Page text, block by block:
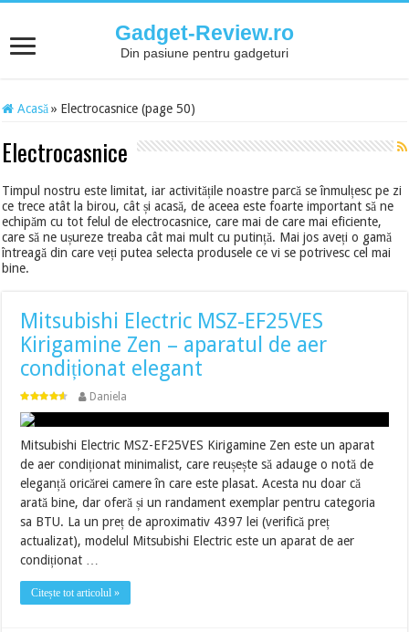
Gadget-Review.ro
Din pasiune pentru gadgeturi
Acasă » Electrocasnice (page 50)
Electrocasnice
Timpul nostru este limitat, iar activitățile noastre parcă se înmulțesc pe zi
ce trece atât la birou, cât și acasă, de aceea este foarte important să ne
echipăm cu tot felul de electrocasnice, care mai de care mai eficiente,
care să ne ușureze treaba cât mai mult cu putință. Mai jos aveți o gamă
întreagă din care veți putea selecta produsele ce vi se potrivesc cel mai
bine.
Mitsubishi Electric MSZ-EF25VES
Kirigamine Zen – aparatul de aer
condiționat elegant
Daniela
Mitsubishi Electric MSZ-EF25VES Kirigamine Zen este un aparat
de aer condiționat minimalist, care reușește să adauge o notă de
eleganță oricărei camere în care este plasat. Acesta nu doar că
arată bine, dar oferă și un randament exemplar pentru categoria
sa BTU. La un preț de aproximativ 4397 lei (verifică preț
actualizat), modelul Mitsubishi Electric este un aparat de aer
condiționat …
Citește tot articolul »